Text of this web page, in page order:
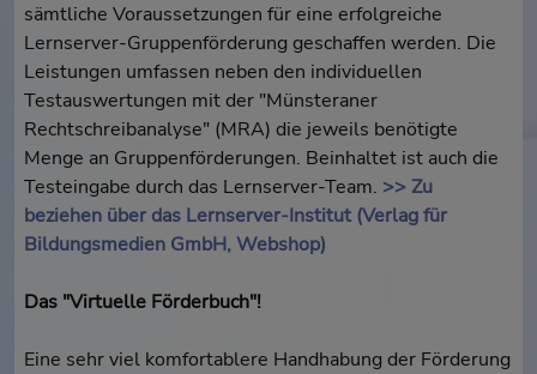
sämtliche Voraussetzungen für eine erfolgreiche
Lernserver-Gruppenförderung geschaffen werden. Die
Leistungen umfassen neben den individuellen
Testauswertungen mit der "Münsteraner
Rechtschreibanalyse" (MRA) die jeweils benötigte
Menge an Gruppenförderungen. Beinhaltet ist auch die
Testeingabe durch das Lernserver-Team. >> Zu
beziehen über das Lernserver-Institut (Verlag für
Bildungsmedien GmbH, Webshop)
Das "Virtuelle Förderbuch"!
Eine sehr viel komfortablere Handhabung der Förderung